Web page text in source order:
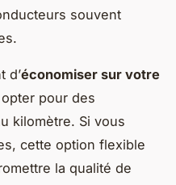
souvent
d’économiser sur votre
pour des
kilomètre. Si vous
cette option flexible
la qualité de